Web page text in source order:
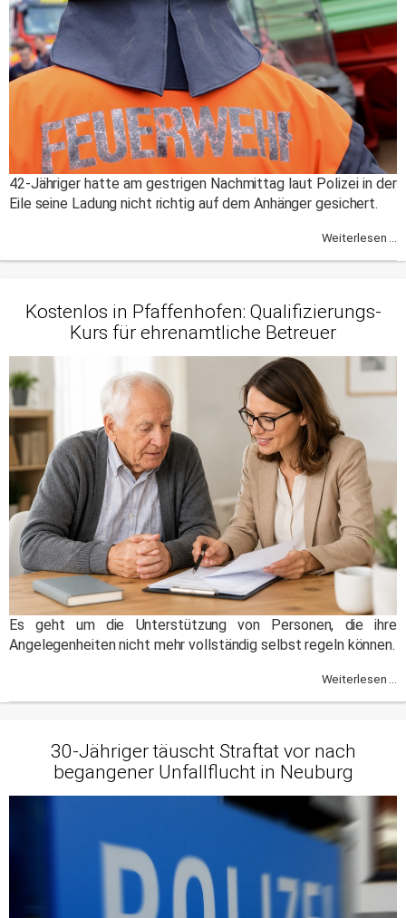
42-Jähriger hatte am gestrigen Nachmittag laut Polizei in der
Eile seine Ladung nicht richtig auf dem Anhänger gesichert.
Weiterlesen ...
Kostenlos in Pfaffenhofen: Qualifizierungs-
Kurs für ehrenamtliche Betreuer
Es geht um die Unterstützung von Personen, die ihre
Angelegenheiten nicht mehr vollständig selbst regeln können.
Weiterlesen ...
30-Jähriger täuscht Straftat vor nach
begangener Unfallflucht in Neuburg